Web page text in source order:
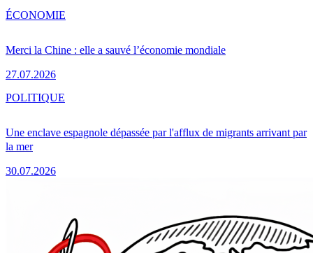
Merci la Chine : elle a sauvé l’économie mondiale
27.07.2026
ÉCONOMIE
Une enclave espagnole dépassée par l'afflux de migrants arrivant par
la mer
30.07.2026
POLITIQUE